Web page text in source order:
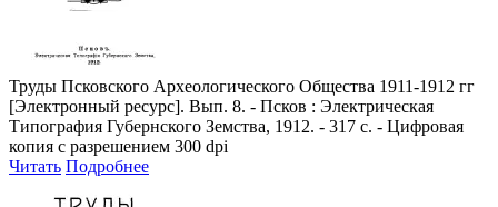
Труды Псковского Археологического Общества 1911-1912 гг
[Электронный ресурс]. Вып. 8. - Псков : Электрическая
Типография Губернского Земства, 1912. - 317 с. - Цифровая
копия с разрешением 300 dpi
Читать Подробнее